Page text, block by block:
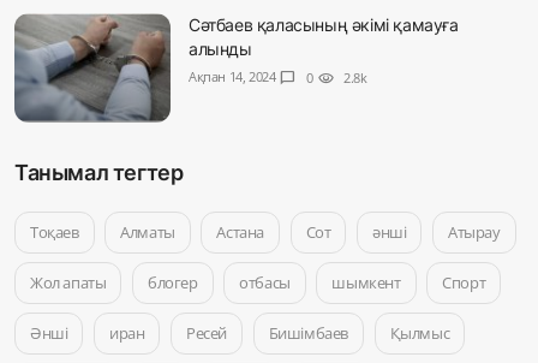
Сәтбаев қаласының әкімі қамауға
алынды
Ақпан 14, 2024 chat_bubble 0 visibility 2.8k
Танымал тегтер
Тоқаев Алматы Астана Сот әнші Атырау
Жол апаты блогер отбасы шымкент Спорт
Әнші иран Ресей Бишімбаев Қылмыс